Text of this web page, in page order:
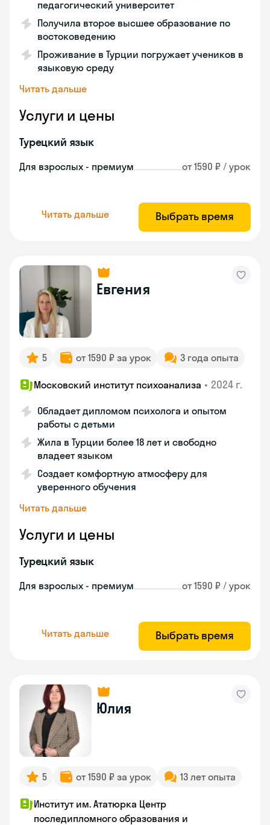
педагогический университет
Получила второе высшее образование по
востоковедению
Проживание в Турции погружает учеников в
языковую среду
Читать дальше
Услуги и цены
Турецкий язык
Для взрослых - премиум от 1590 ₽ / урок
Читать дальше Выбрать время
Евгения
5 от 1590 ₽ за урок 3 года опыта
Московский институт психоанализа • 2024 г.
Обладает дипломом психолога и опытом
работы с детьми
Жила в Турции более 18 лет и свободно
владеет языком
Создает комфортную атмосферу для
уверенного обучения
Читать дальше
Услуги и цены
Турецкий язык
Для взрослых - премиум от 1590 ₽ / урок
Читать дальше Выбрать время
Юлия
5 от 1590 ₽ за урок 13 лет опыта
Институт им. Ататюрка Центр
последипломного образования и